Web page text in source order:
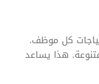
كل موظف.
هذا يساعد